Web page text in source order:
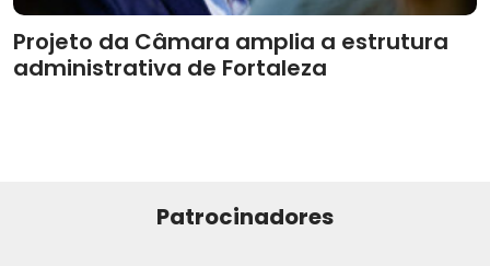
Projeto da Câmara amplia a estrutura
administrativa de Fortaleza
Patrocinadores